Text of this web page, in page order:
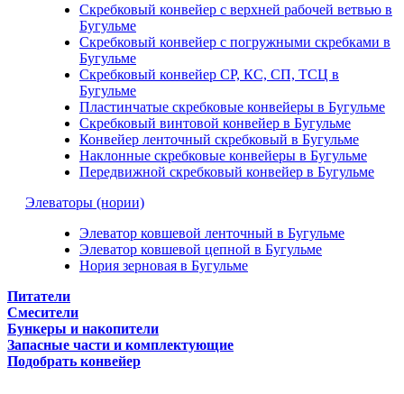
Скребковый конвейер с верхней рабочей ветвью в
Бугульме
Скребковый конвейер с погружными скребками в
Бугульме
Скребковый конвейер СР, КС, СП, ТСЦ в
Бугульме
Пластинчатые скребковые конвейеры в Бугульме
Скребковый винтовой конвейер в Бугульме
Конвейер ленточный скребковый в Бугульме
Наклонные скребковые конвейеры в Бугульме
Передвижной скребковый конвейер в Бугульме
Элеваторы (нории)
Элеватор ковшевой ленточный в Бугульме
Элеватор ковшевой цепной в Бугульме
Нория зерновая в Бугульме
Питатели
Смесители
Бункеры и накопители
Запасные части и комплектующие
Подобрать конвейер